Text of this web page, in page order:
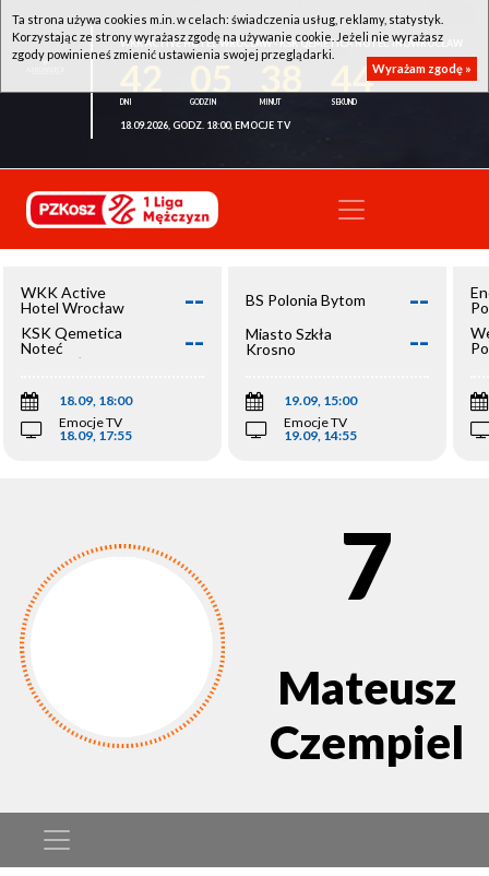
WKK ACTIVE HOTEL WROCŁAW - KSK QEMETICA NOTEĆ INOWROCŁAW
43
18.09.2026, GODZ. 18:00, EMOCJE TV
WKK Active
Hotel Wrocław
--
KSK Qemetica
Noteć
Inowrocław
--
18.09, 18:00
Emocje TV
18.09, 17:55
BS Polonia Bytom --
Miasto Szkła
Krosno
--
19.09, 15:00
Emocje TV
19.09, 14:55
7
Mateusz
Czempiel
Ta strona używa cookies m.in. w celach: świadczenia usług, reklamy, statystyk.
Korzystając ze strony wyrażasz zgodę na używanie cookie. Jeżeli nie wyrażasz
zgody powinieneś zmienić ustawienia swojej przeglądarki.
Wyrażam zgodę »